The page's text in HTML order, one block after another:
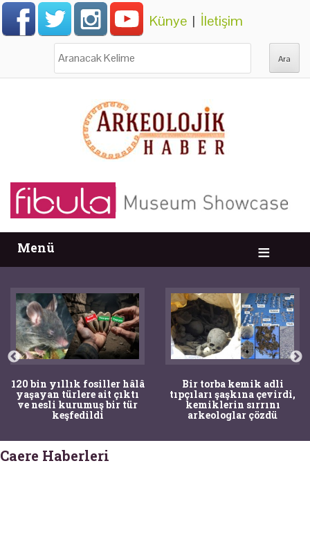
Künye | İletişim
Menü
bin yıllık fosiller hâlâ
türlere ait çıktı
ve nesli kurumuş bir tür
keşfedildi
Bir torba kemik adli
tıpçıları şaşkına çevirdi,
kemiklerin sırrını
arkeologlar çözdü
Caere Haberleri